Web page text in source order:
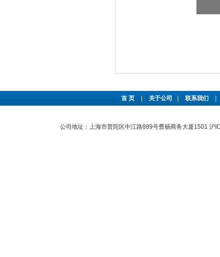
首 页 关于公司 联系我们
公司地址：上海市普陀区中江路889号曹杨商务大厦1501 沪